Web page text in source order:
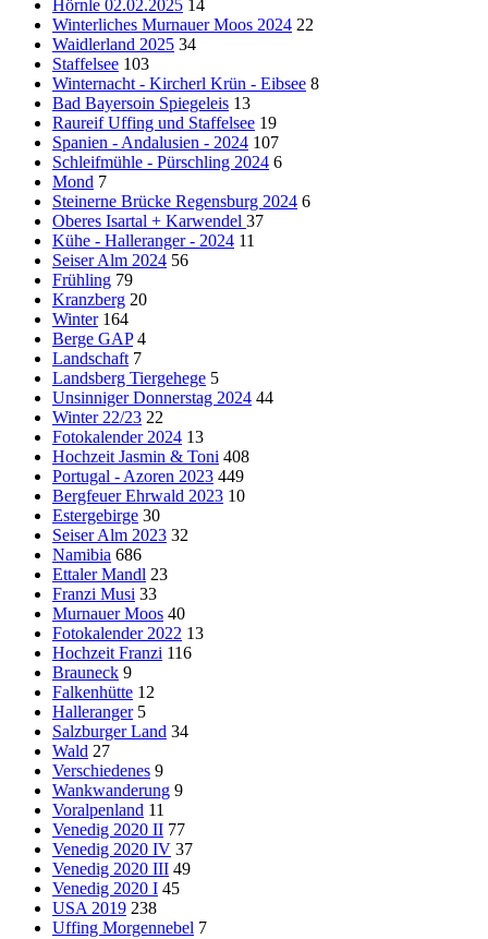
Hörnle 02.02.2025 14
Winterliches Murnauer Moos 2024 22
Waidlerland 2025 34
Staffelsee 103
Winternacht - Kircherl Krün - Eibsee 8
Bad Bayersoin Spiegeleis 13
Raureif Uffing und Staffelsee 19
Spanien - Andalusien - 2024 107
Schleifmühle - Pürschling 2024 6
Mond 7
Steinerne Brücke Regensburg 2024 6
Oberes Isartal + Karwendel 37
Kühe - Halleranger - 2024 11
Seiser Alm 2024 56
Frühling 79
Kranzberg 20
Winter 164
Berge GAP 4
Landschaft 7
Landsberg Tiergehege 5
Unsinniger Donnerstag 2024 44
Winter 22/23 22
Fotokalender 2024 13
Hochzeit Jasmin & Toni 408
Portugal - Azoren 2023 449
Bergfeuer Ehrwald 2023 10
Estergebirge 30
Seiser Alm 2023 32
Namibia 686
Ettaler Mandl 23
Franzi Musi 33
Murnauer Moos 40
Fotokalender 2022 13
Hochzeit Franzi 116
Brauneck 9
Falkenhütte 12
Halleranger 5
Salzburger Land 34
Wald 27
Verschiedenes 9
Wankwanderung 9
Voralpenland 11
Venedig 2020 II 77
Venedig 2020 IV 37
Venedig 2020 III 49
Venedig 2020 I 45
USA 2019 238
Uffing Morgennebel 7